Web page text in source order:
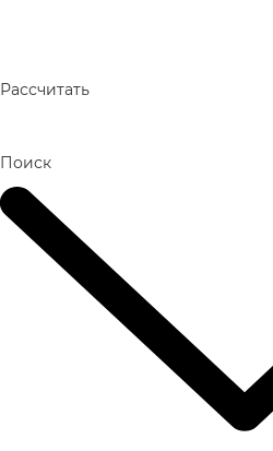
Рассчитать
Поиск